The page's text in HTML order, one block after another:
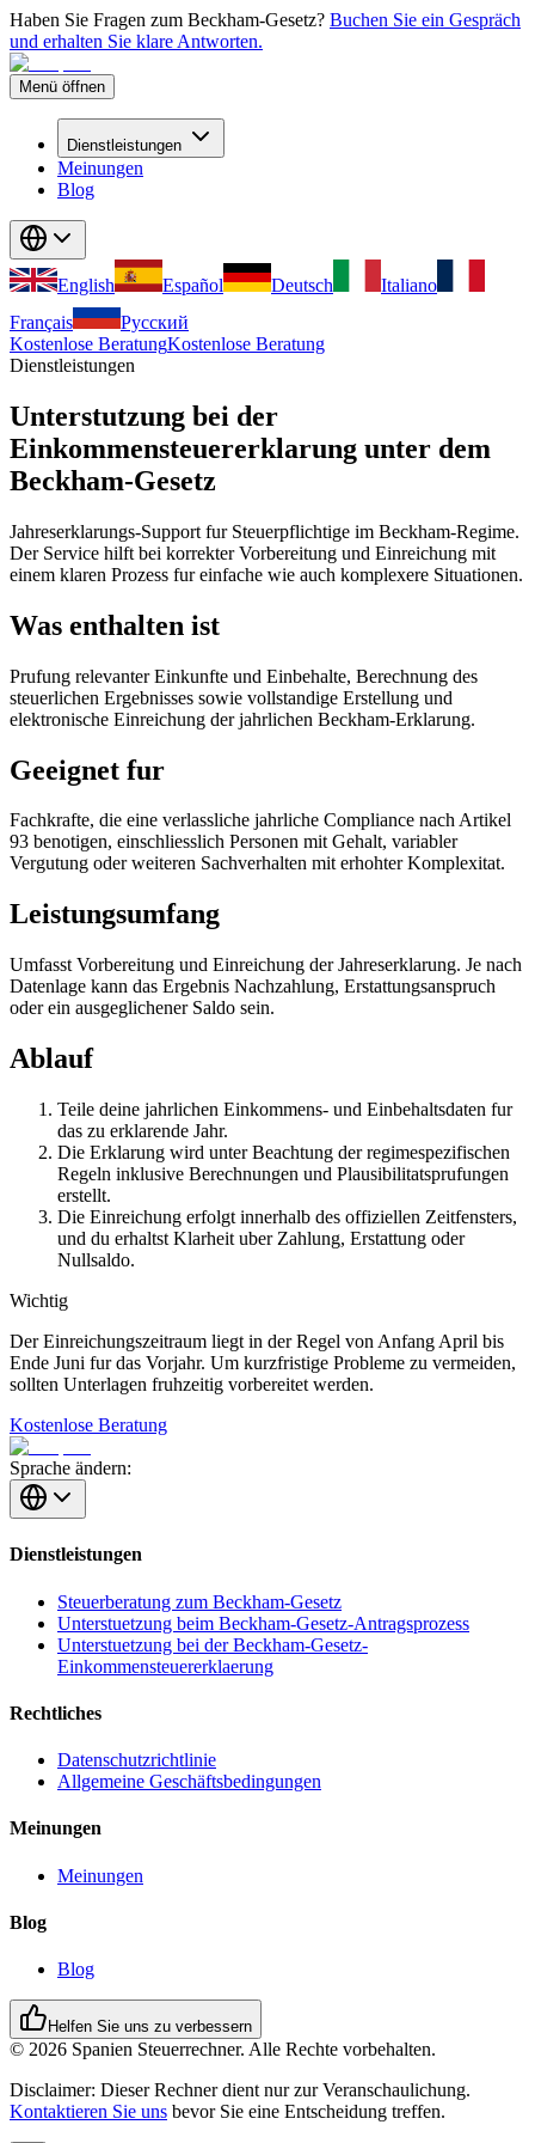
Haben Sie Fragen zum Beckham-Gesetz? Buchen Sie ein Gespräch
und erhalten Sie klare Antworten.
Menü öffnen
Dienstleistungen
Meinungen
Blog
English Español Deutsch
Italiano
Français
Русский
Kostenlose BeratungKostenlose Beratung
Dienstleistungen
Unterstutzung bei der
Einkommensteuererklarung unter dem
Beckham-Gesetz
Jahreserklarungs-Support fur Steuerpflichtige im Beckham-Regime.
Der Service hilft bei korrekter Vorbereitung und Einreichung mit
einem klaren Prozess fur einfache wie auch komplexere Situationen.
Was enthalten ist
Prufung relevanter Einkunfte und Einbehalte, Berechnung des
steuerlichen Ergebnisses sowie vollstandige Erstellung und
elektronische Einreichung der jahrlichen Beckham-Erklarung.
Geeignet fur
Fachkrafte, die eine verlassliche jahrliche Compliance nach Artikel
93 benotigen, einschliesslich Personen mit Gehalt, variabler
Vergutung oder weiteren Sachverhalten mit erhohter Komplexitat.
Leistungsumfang
Umfasst Vorbereitung und Einreichung der Jahreserklarung. Je nach
Datenlage kann das Ergebnis Nachzahlung, Erstattungsanspruch
oder ein ausgeglichener Saldo sein.
Ablauf
Teile deine jahrlichen Einkommens- und Einbehaltsdaten fur
das zu erklarende Jahr.
Die Erklarung wird unter Beachtung der regimespezifischen
Regeln inklusive Berechnungen und Plausibilitatsprufungen
erstellt.
Die Einreichung erfolgt innerhalb des offiziellen Zeitfensters,
und du erhaltst Klarheit uber Zahlung, Erstattung oder
Nullsaldo.
Wichtig
Der Einreichungszeitraum liegt in der Regel von Anfang April bis
Ende Juni fur das Vorjahr. Um kurzfristige Probleme zu vermeiden,
sollten Unterlagen fruhzeitig vorbereitet werden.
Kostenlose Beratung
Sprache ändern:
Dienstleistungen
Steuerberatung zum Beckham-Gesetz
Unterstuetzung beim Beckham-Gesetz-Antragsprozess
Unterstuetzung bei der Beckham-Gesetz-
Einkommensteuererklaerung
Rechtliches
Datenschutzrichtlinie
Allgemeine Geschäftsbedingungen
Meinungen
Meinungen
Blog
Blog
Helfen Sie uns zu verbessern
© 2026 Spanien Steuerrechner. Alle Rechte vorbehalten.
Disclaimer: Dieser Rechner dient nur zur Veranschaulichung.
Kontaktieren Sie uns bevor Sie eine Entscheidung treffen.